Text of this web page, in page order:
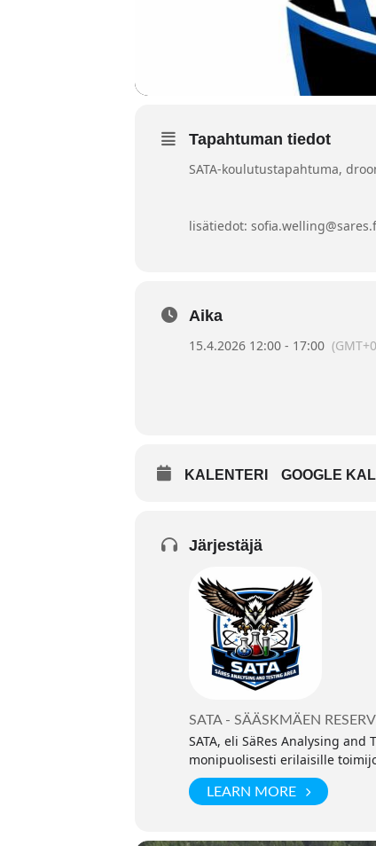
Tapahtuman tiedot
SATA-koulutustapahtuma,
lisätiedot:
Aika
15.4.2026 12:00 - 17:00
KALENTERI GOOGLE
Järjestäjä
SATA - SÄÄSKMÄEN
SATA, eli SäRes Analysing
monipuolisesti erilaisille
LEARN MORE